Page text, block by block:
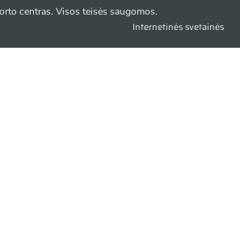
centras. Visos teisės saugomos.
Internetinės svetainės